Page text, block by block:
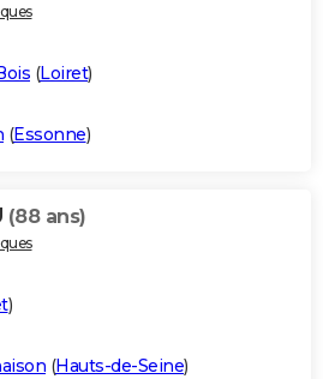
(Loiret)
(Essonne)
(88 ans)
)
(Hauts-de-Seine)